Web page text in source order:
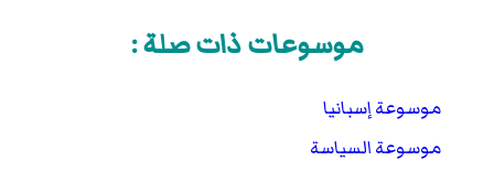
موسوعات ذات صلة :
موسوعة إسبانيا
موسوعة السياسة